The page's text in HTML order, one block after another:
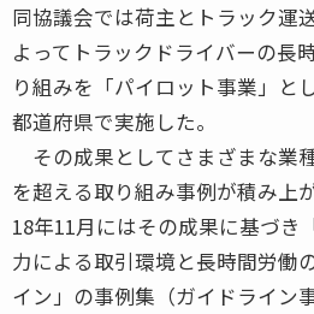
同協議会では荷主とトラック運
よってトラックドライバーの長
り組みを「パイロット事業」と
都道府県で実施した。
その成果としてさまざまな業
を超える取り組み事例が積み上
18年11月にはその成果に基づき
力による取引環境と長時間労働
イン」の事例集（ガイドライン